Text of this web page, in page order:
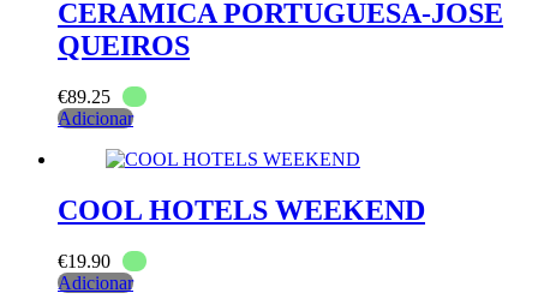
CERAMICA PORTUGUESA-JOSE
QUEIROS
€89.25
Adicionar
COOL HOTELS WEEKEND
€19.90
Adicionar